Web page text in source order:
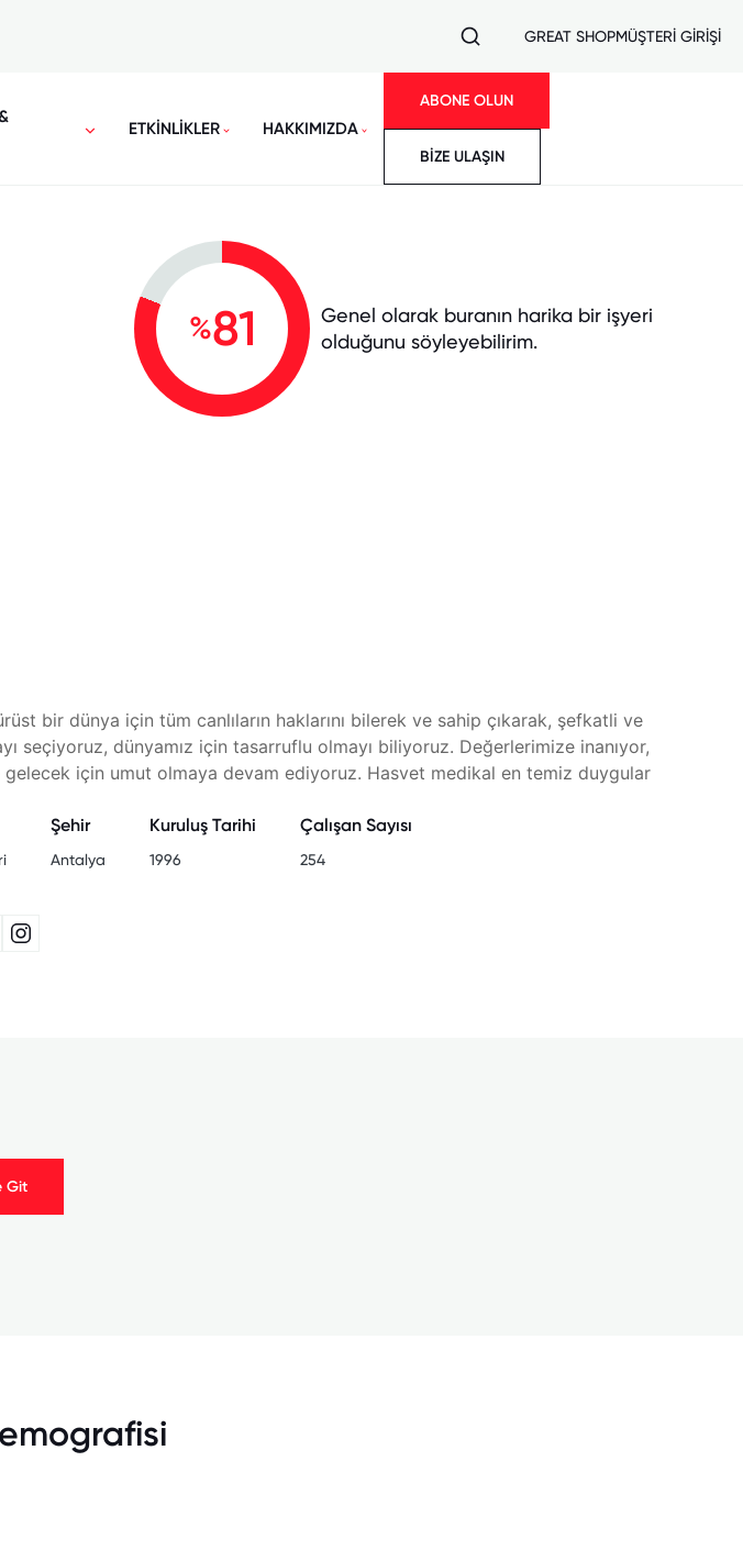
GREAT SHOPMÜŞTERİ GİRİŞİ
ETKİNLİKLER HAKKIMIZDA
ABONE OLUN
BİZE ULAŞIN
%81
Genel olarak buranın harika bir işyeri
olduğunu söyleyebilirim.
bir dünya için tüm canlıların haklarını bilerek ve sahip çıkarak, şefkatli ve
seçiyoruz, dünyamız için tasarruflu olmayı biliyoruz. Değerlerimize inanıyor,
için umut olmaya devam ediyoruz. Hasvet medikal en temiz duygular
Şehir
Antalya
Kuruluş Tarihi
1996
Çalışan Sayısı
254
Git